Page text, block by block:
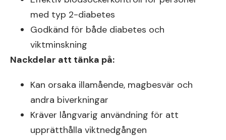
med typ 2-diabetes
Godkänd för både diabetes och
viktminskning
Nackdelar att tänka på:
Kan orsaka illamående, magbesvär och
andra biverkningar
Kräver långvarig användning för att
upprätthålla viktnedgången